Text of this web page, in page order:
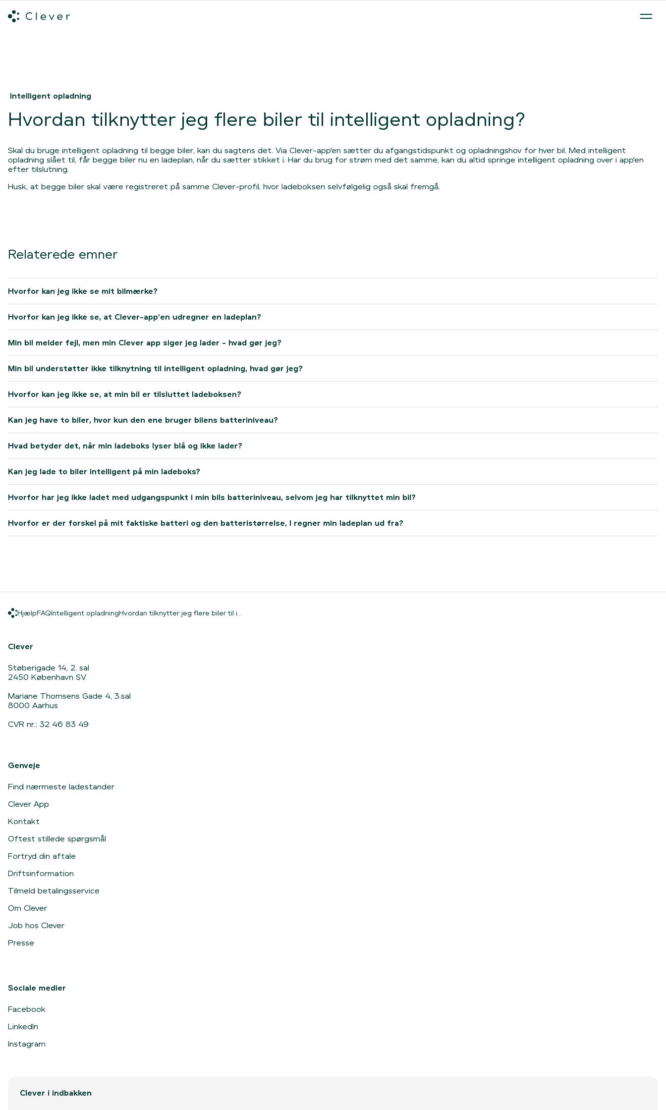
Intelligent opladning
Hvordan tilknytter jeg flere biler til intelligent opladning?
Skal du bruge intelligent opladning til begge biler, kan du sagtens det. Via Clever-app'en sætter du afgangstidspunkt og opladningshov for hver bil. Med intelligent
opladning slået til, får begge biler nu en ladeplan, når du sætter stikket i. Har du brug for strøm med det samme, kan du altid springe intelligent opladning over i app'en
efter tilslutning.
Husk, at begge biler skal være registreret på samme Clever-profil, hvor ladeboksen selvfølgelig også skal fremgå.
Relaterede emner
Hvorfor kan jeg ikke se mit bilmærke?
Hvorfor kan jeg ikke se, at Clever-app’en udregner en ladeplan?
Min bil melder fejl, men min Clever app siger jeg lader - hvad gør jeg?
Min bil understøtter ikke tilknytning til intelligent opladning, hvad gør jeg?
Hvorfor kan jeg ikke se, at min bil er tilsluttet ladeboksen?
Kan jeg have to biler, hvor kun den ene bruger bilens batteriniveau?
Hvad betyder det, når min ladeboks lyser blå og ikke lader?
Kan jeg lade to biler intelligent på min ladeboks?
Hvorfor har jeg ikke ladet med udgangspunkt i min bils batteriniveau, selvom jeg har tilknyttet min bil?
Hvorfor er der forskel på mit faktiske batteri og den batteristørrelse, I regner min ladeplan ud fra?
HjælpHjælp
FAQFAQ
Intelligent opladningIntelligent opladning
Hvordan tilknytter jeg flere biler til i...
Clever
Støberigade 14, 2. sal
2450 København SV
Mariane Thomsens Gade 4, 3.sal
8000 Aarhus
CVR nr.: 32 46 83 49
Genveje
Find nærmeste ladestander
Clever App
Kontakt
Oftest stillede spørgsmål
Fortryd din aftale
Driftsinformation
Tilmeld betalingsservice
Om Clever
Job hos Clever
Presse
Sociale medier
Facebook
LinkedIn
Instagram
Clever i indbakken